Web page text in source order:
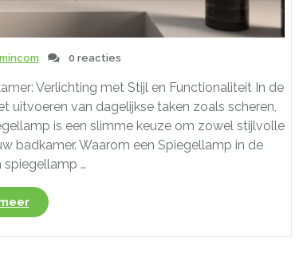
0 reacties
Verlichting met Stijl en Functionaliteit In de
uitvoeren van dagelijkse taken zoals scheren,
is een slimme keuze om zowel stijlvolle
badkamer. Waarom een Spiegellamp in de
spiegellamp …
“Verlicht
uw
Badkamer